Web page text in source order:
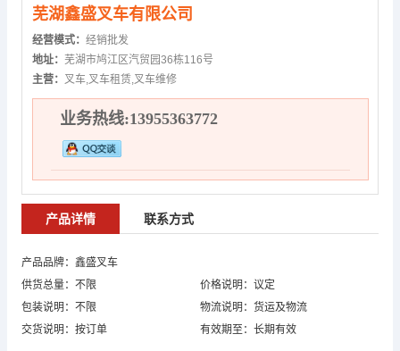
芜湖鑫盛叉车有限公司
经营模式： 经销批发
地址： 芜湖市鸠江区汽贸园36栋116号
主营： 叉车,叉车租赁,叉车维修
业务热线:13955363772
产品详情 联系方式
产品品牌：鑫盛叉车
供货总量：不限
价格说明：议定
包装说明：不限
物流说明：货运及物流
交货说明：按订单
有效期至：长期有效